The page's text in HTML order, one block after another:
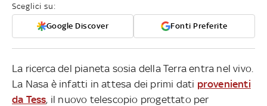
Sceglici su:
Google Discover Fonti Preferite
La ricerca del pianeta sosia della Terra entra nel vivo.
La Nasa è infatti in attesa dei primi dati provenienti
da Tess, il nuovo telescopio progettato per